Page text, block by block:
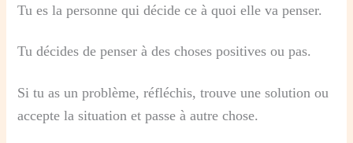
Tu es la personne qui décide ce à quoi elle va penser.
Tu décides de penser à des choses positives ou pas.
Si tu as un problème, réfléchis, trouve une solution ou
accepte la situation et passe à autre chose.